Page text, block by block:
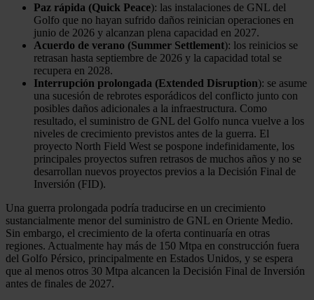
Paz rápida (Quick Peace): las instalaciones de GNL del
Golfo que no hayan sufrido daños reinician operaciones en
junio de 2026 y alcanzan plena capacidad en 2027.
Acuerdo de verano (Summer Settlement): los reinicios se
retrasan hasta septiembre de 2026 y la capacidad total se
recupera en 2028.
Interrupción prolongada (Extended Disruption): se asume
una sucesión de rebrotes esporádicos del conflicto junto con
posibles daños adicionales a la infraestructura. Como
resultado, el suministro de GNL del Golfo nunca vuelve a los
niveles de crecimiento previstos antes de la guerra. El
proyecto North Field West se pospone indefinidamente, los
principales proyectos sufren retrasos de muchos años y no se
desarrollan nuevos proyectos previos a la Decisión Final de
Inversión (FID).
Una guerra prolongada podría traducirse en un crecimiento
sustancialmente menor del suministro de GNL en Oriente Medio.
Sin embargo, el crecimiento de la oferta continuaría en otras
regiones. Actualmente hay más de 150 Mtpa en construcción fuera
del Golfo Pérsico, principalmente en Estados Unidos, y se espera
que al menos otros 30 Mtpa alcancen la Decisión Final de Inversión
antes de finales de 2027.